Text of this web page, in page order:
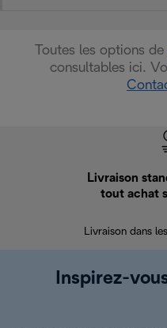
Toutes les options de
consultables ici.
Livraison
tout achat
Livraison dans
Inspirez-